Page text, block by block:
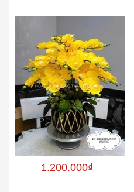
1.200.000₫